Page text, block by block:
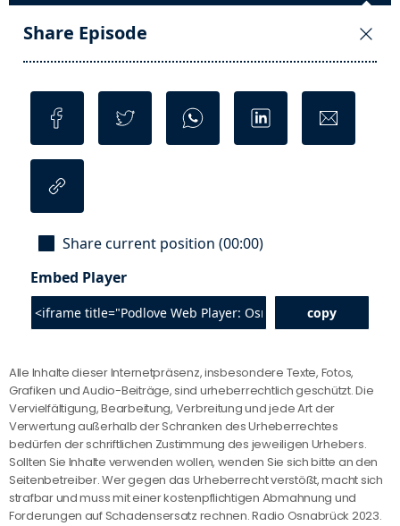
Alle Inhalte dieser Internetpräsenz, insbesondere Texte, Fotos,
Grafiken und Audio-Beiträge, sind urheberrechtlich geschützt. Die
Vervielfältigung, Bearbeitung, Verbreitung und jede Art der
Verwertung außerhalb der Schranken des Urheberrechtes
bedürfen der schriftlichen Zustimmung des jeweiligen Urhebers.
Sollten Sie Inhalte verwenden wollen, wenden Sie sich bitte an den
Seitenbetreiber. Wer gegen das Urheberrecht verstößt, macht sich
strafbar und muss mit einer kostenpflichtigen Abmahnung und
Forderungen auf Schadensersatz rechnen. Radio Osnabrück 2023.